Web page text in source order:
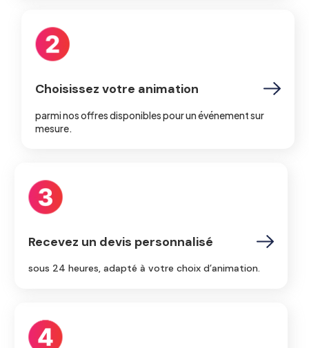
Choisissez votre animation
parmi nos offres disponibles pour un événement sur
mesure.
Recevez un devis personnalisé
sous 24 heures, adapté à votre choix d’animation.